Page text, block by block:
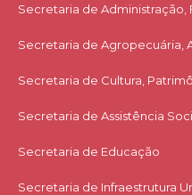
Secretaria de Administração,
Secretaria de Agropecuária,
Secretaria de Cultura,
Secretaria de Assistência
Secretaria de Educação
Secretaria de Infraestrutura